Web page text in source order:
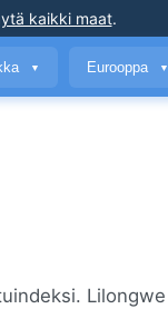
kaikki maat.
▼ Eurooppa ▼
Lilongwe